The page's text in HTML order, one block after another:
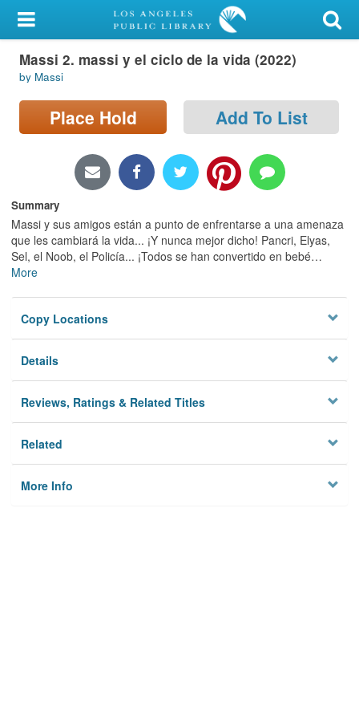
My Account
Library Card
Sign In
Locations/Hours (external
page)
Privacy
Massi 2. massi y el ciclo de la vida (2022)
by Massi
Place Hold Add To List
Summary
Massi y sus amigos están a punto de enfrentarse a una amenaza
que les cambiará la vida... ¡Y nunca mejor dicho! Pancri, Elyas,
Sel, el Noob, el Policía... ¡Todos se han convertido en bebé…
More
Copy Locations
Details
Reviews, Ratings & Related Titles
Related
More Info